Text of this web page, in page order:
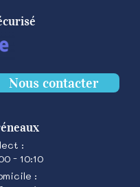
Nous contacter
:
- 10:10
: